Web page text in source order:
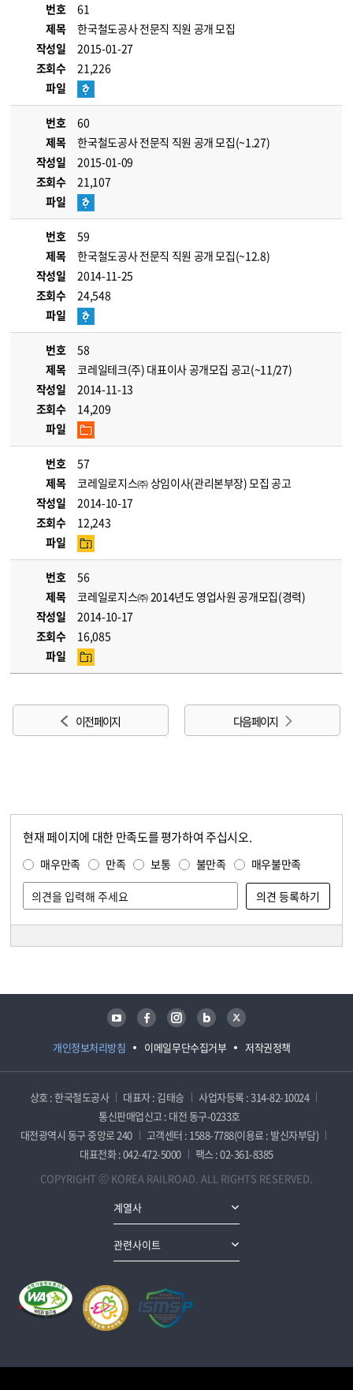
번호
61
제목
한국철도공사 전문직 직원 공개 모집
작성일
2015-01-27
조회수
21,226
파일
번호
60
제목
한국철도공사 전문직 직원 공개 모집(~1.27)
작성일
2015-01-09
조회수
21,107
파일
번호
59
제목
한국철도공사 전문직 직원 공개 모집(~12.8)
작성일
2014-11-25
조회수
24,548
파일
번호
58
제목
코레일테크(주) 대표이사 공개모집 공고(~11/27)
작성일
2014-11-13
조회수
14,209
파일
번호
57
제목
코레일로지스㈜ 상임이사(관리본부장) 모집 공고
작성일
2014-10-17
조회수
12,243
파일
번호
56
제목
코레일로지스㈜ 2014년도 영업사원 공개모집(경력)
작성일
2014-10-17
조회수
16,085
파일
이전 페이지 다음 페이지
현재 페이지에 대한 만족도를 평가하여 주십시오.
매우만족 만족 보통 불만족 매우불만족
개인정보처리방침 이메일무단수집거부 저작권정책
유튜브 페이스북 인스타그램 블로그 트위터
상호 : 한국철도공사 대표자 : 김태승
사업자등록 : 314-82-10024
통신판매업신고 : 대전 동구-0233호
대전광역시 동구 중앙로 240
고객센터 : 1588-7788(이용료 : 발신자부담)
대표전화 : 042-472-5000
팩스 : 02-361-8385
COPYRIGHT ⓒ KOREA RAILROAD. ALL RIGHTS RESERVED.
계열사
관련사이트